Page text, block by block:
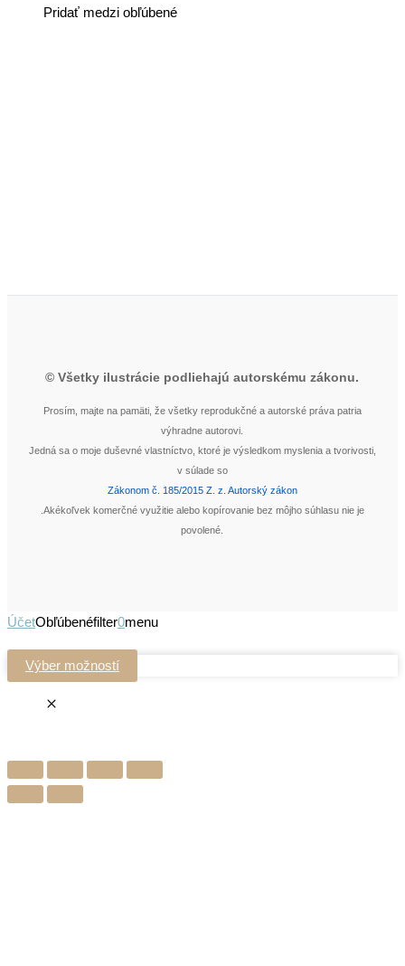
Pridať medzi obľúbené
© Všetky ilustrácie podliehajú autorskému zákonu.
Prosím, majte na pamäti, že všetky reprodukčné a autorské práva patria
výhradne autorovi.
Jedná sa o moje duševné vlastníctvo, ktoré je výsledkom myslenia a tvorivosti,
v súlade so
Zákonom č. 185/2015 Z. z. Autorský zákon
.Akékoľvek komerčné využitie alebo kopírovanie bez môjho súhlasu nie je
povolené.
ÚčetObľúbenéfilter0menu
Výber možností